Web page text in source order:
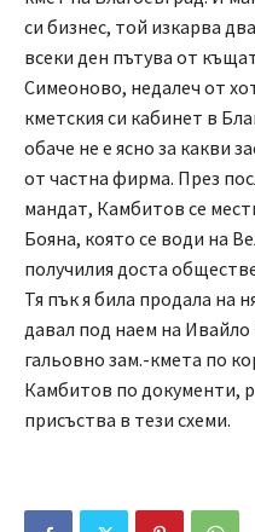
си бизнес, той изкарва
всеки ден пътува от
Симеоново, недалеч от
кметския си кабинет в
обаче не е ясно за какви
от частна фирма. През
мандат, Камбитов се
Бояна, която се води на
получилия доста
Тя пък я била продала на
давал под наем на
гальовно зам.-кмета по
Камбитов по документи,
присъства в тези схеми.